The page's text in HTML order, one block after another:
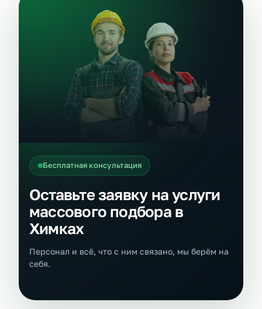
Бесплатная консультация
Оставьте заявку на услуги
массового подбора в
Химках
Персонал и всё, что с ним связано, мы берём на
себя.